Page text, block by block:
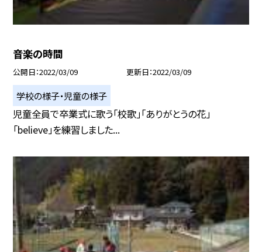
音楽の時間
公開日 2022/03/09 更新日 2022/03/09
学校の様子・児童の様子
児童全員で卒業式に歌う「校歌」「ありがとうの花」
「believe」を練習しました...